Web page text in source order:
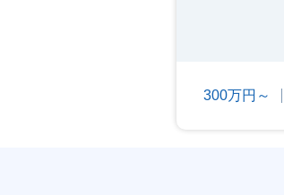
300万円～